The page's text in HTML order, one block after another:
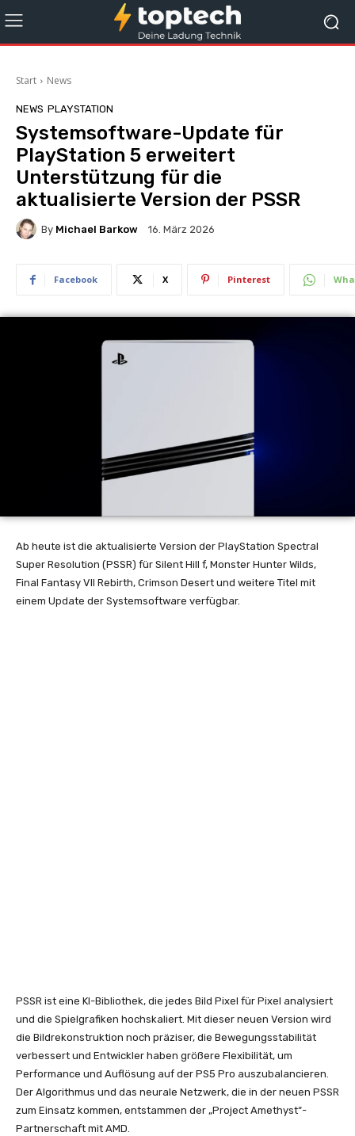
Start News
NEWS PLAYSTATION
Systemsoftware-Update für
PlayStation 5 erweitert
Unterstützung für die
aktualisierte Version der PSSR
By Michael Barkow 16. März 2026
Facebook X Pinterest
Ab heute ist die aktualisierte Version der PlayStation Spectral
Super Resolution (PSSR) für Silent Hill f, Monster Hunter Wilds,
Final Fantasy VII Rebirth, Crimson Desert und weitere Titel mit
einem Update der Systemsoftware verfügbar.
PSSR ist eine KI-Bibliothek, die jedes Bild Pixel für Pixel analysiert
und die Spielgrafiken hochskaliert. Mit dieser neuen Version wird
die Bildrekonstruktion noch präziser, die Bewegungsstabilität
verbessert und Entwickler haben größere Flexibilität, um
Performance und Auflösung auf der PS5 Pro auszubalancieren.
Der Algorithmus und das neurale Netzwerk, die in der neuen PSSR
zum Einsatz kommen, entstammen der „Project Amethyst“-
Partnerschaft mit AMD.